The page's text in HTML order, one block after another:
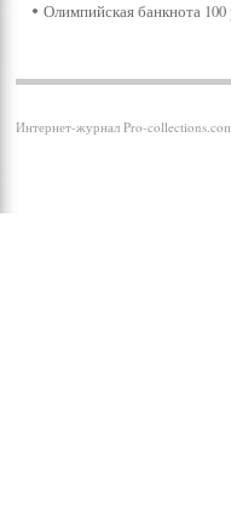
Олимпийская банкнота
Интернет-журнал Pro-